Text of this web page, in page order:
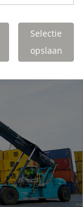
LEES MEER
Selectie
opslaan